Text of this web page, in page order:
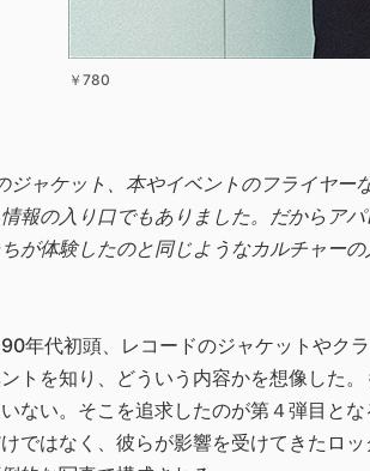
￥780
ジャケット、本やイベントのフライヤ
報の入り口でもありました。だからア
が体験したのと同じようなカルチャー
年代初頭、レコードのジャケットやク
トを知り、どういう内容かを想像した
ない。そこを追求したのが第４弾目と
ではなく、彼らが影響を受けてきたロ